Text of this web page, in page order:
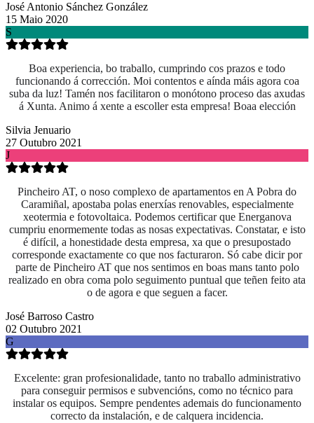
José Antonio Sánchez González
15 Maio 2020
S
Boa experiencia, bo traballo, cumprindo cos prazos e todo
funcionando á corrección. Moi contentos e aínda máis agora coa
suba da luz! Tamén nos facilitaron o monótono proceso das axudas
á Xunta. Animo á xente a escoller esta empresa! Boaa elección
Silvia Jenuario
27 Outubro 2021
J
Pincheiro AT, o noso complexo de apartamentos en A Pobra do
Caramiñal, apostaba polas enerxías renovables, especialmente
xeotermia e fotovoltaica. Podemos certificar que Energanova
cumpriu enormemente todas as nosas expectativas. Constatar, e isto
é difícil, a honestidade desta empresa, xa que o presupostado
corresponde exactamente co que nos facturaron. Só cabe dicir por
parte de Pincheiro AT que nos sentimos en boas mans tanto polo
realizado en obra coma polo seguimento puntual que teñen feito ata
o de agora e que seguen a facer.
José Barroso Castro
02 Outubro 2021
G
Excelente: gran profesionalidade, tanto no traballo administrativo
para conseguir permisos e subvencións, como no técnico para
instalar os equipos. Sempre pendentes ademais do funcionamento
correcto da instalación, e de calquera incidencia.